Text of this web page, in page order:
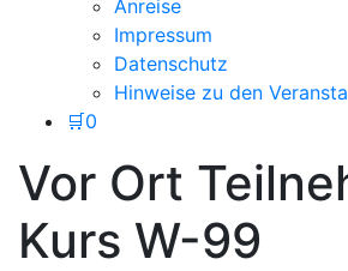
Anreise
Impressum
Datenschutz
Hinweise zu den
🛒0
Vor Ort
Kurs W-99